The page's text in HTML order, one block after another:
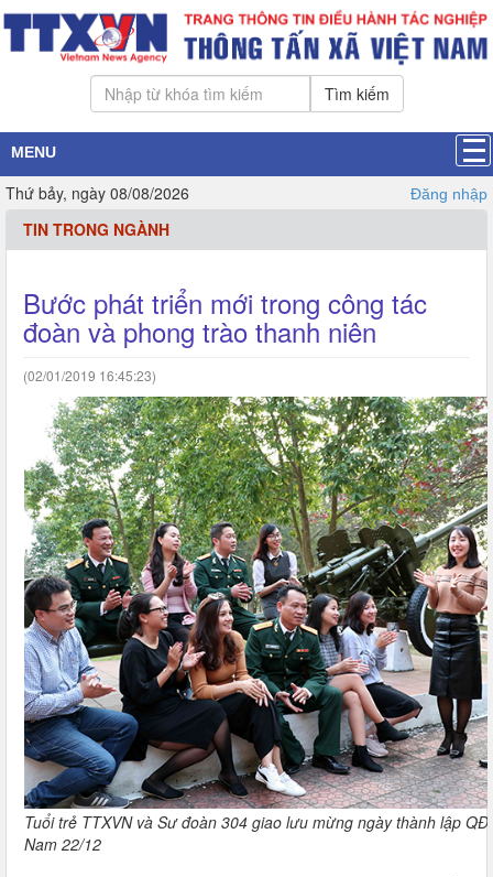
Tìm kiếm
MENU
Thứ bảy, ngày 08/08/2026 Đăng nhập
TIN TRONG NGÀNH
Bước phát triển mới trong công tác
đoàn và phong trào thanh niên
(02/01/2019 16:45:23)
Tuổi trẻ TTXVN và Sư đoàn 304 giao lưu mừng ngày thành lập
Nam 22/12